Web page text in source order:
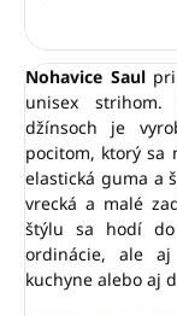
Nohavice Saul
unisex
džínsoch je
pocitom, ktorý sa
elastická guma a
vrecká a malé
štýlu sa hodí
ordinácie, ale aj
kuchyne alebo aj